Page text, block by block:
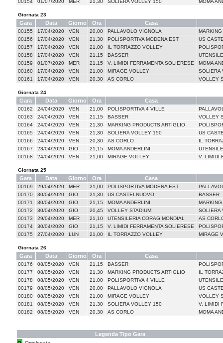
00154
01/07/2020 MER 21,30 SOLIERA VOLLEY 150 MOMA
Giornata 23
Gara Data Giorno Ora Casa
00155 17/04/2020 VEN 20,00 PALLAVOLO VIGNOLA
00156
17/04/2020 VEN 21,30 POLISPORTIVA MODENA EST
US
00157
17/04/2020 VEN 21,00 IL TORRAZZO VOLLEY
00158
17/04/2020 VEN 21,15 BASSER
00159
01/07/2020 MER 21,15 V. LIMIDI FERRAMENTA SOLIERESE
MOMA
00160
17/04/2020 VEN 21,00 MIRAGE VOLLEY
SOLIERA
00161
17/04/2020 VEN 20,30 AS CORLO VOLLEY
Giornata 24
Gara Data Giorno Ora Casa
00162 24/04/2020 VEN 21,00 POLISPORTIVA 4 VILLE
00163
24/04/2020 VEN 21,15 BASSER
VOLLEY
00164
24/04/2020 VEN 21,30 MARKING PRODUCTS ARTIGLIO
00165
24/04/2020 VEN 21,30 SOLIERA VOLLEY 150
US
00166
24/04/2020 VEN 20,30 AS CORLO
IL
00167
23/04/2020 GIO 21,15 MOMA ANDERLINI
00168
24/04/2020 VEN 21,00 MIRAGE VOLLEY V. LIMIDI
Giornata 25
Gara Data Giorno Ora Casa
00169 29/04/2020 MER 21,00 POLISPORTIVA MODENA EST
00170
30/04/2020 GIO 21,30 US CASTELNUOVO
BASSER
00171
30/04/2020 GIO 21,15 MOMA ANDERLINI
00172
30/04/2020 GIO 20,45 VOLLEY STADIUM
SOLIERA
00173
29/04/2020 MER 21,10 UTENSILERIA CORAG MONDIAL
AS
00174
30/04/2020 GIO 21,15 V. LIMIDI FERRAMENTA SOLIERESE
00175
27/04/2020 LUN 21,00 IL TORRAZZO VOLLEY MIRAGE
Giornata 26
Gara Data Giorno Ora Casa
00176 08/05/2020 VEN 21,15 BASSER
00177
08/05/2020 VEN 21,30 MARKING PRODUCTS ARTIGLIO
IL
00178
08/05/2020 VEN 21,00 POLISPORTIVA 4 VILLE
00179
08/05/2020 VEN 20,00 PALLAVOLO VIGNOLA
US
00180
08/05/2020 VEN 21,00 MIRAGE VOLLEY
VOLLEY
00181
08/05/2020 VEN 21,30 SOLIERA VOLLEY 150
V. LIMIDI
00182
08/05/2020 VEN 20,30 AS CORLO MOMA
Legenda Tipo Gara